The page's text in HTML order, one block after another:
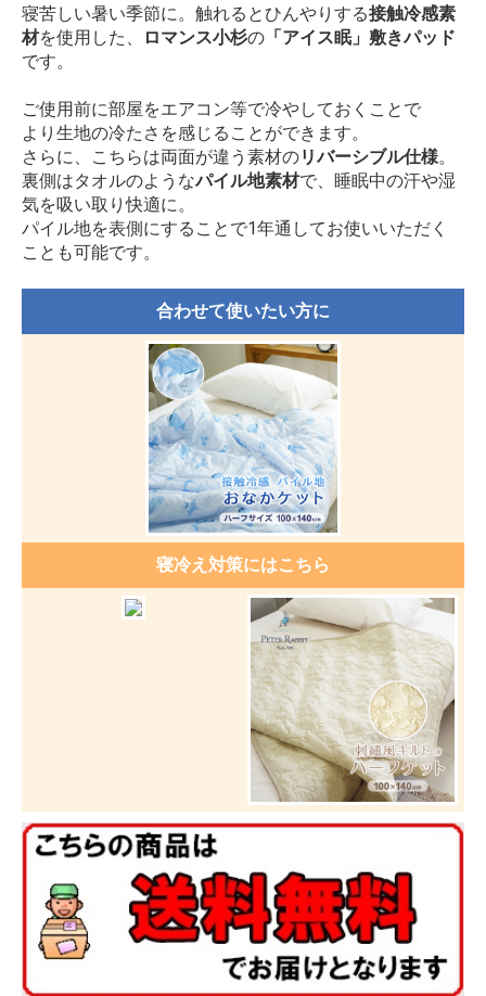
寝苦しい暑い季節に。触れるとひんやりする接触冷感素
材を使用した、 ロマンス小杉の 「アイス眠」敷きパッド
です。
ご使用前に部屋をエアコン等で冷やしておくことで
より生地の冷たさを感じることができます。
さらに、こちらは両面が違う素材のリバーシブル仕様。
裏側はタオルのようなパイル地素材で、睡眠中の汗や湿
気を吸い取り快適に。
パイル地を表側にすることで1年通してお使いいただく
ことも可能です。
合わせて使いたい方に
寝冷え対策にはこちら